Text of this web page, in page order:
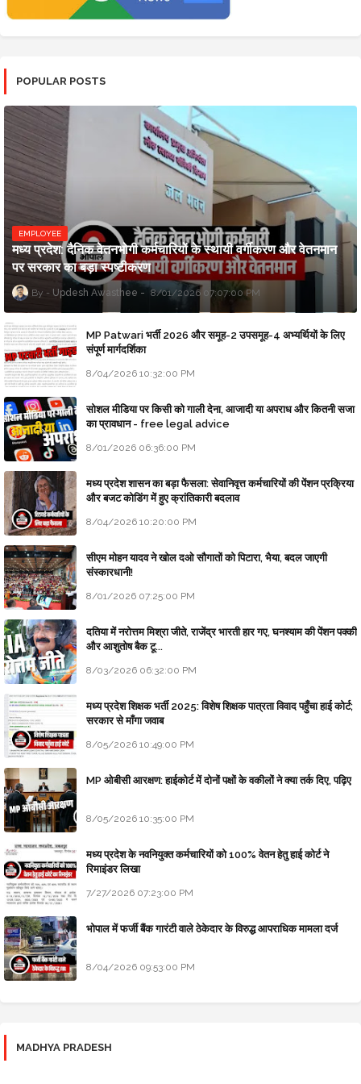
POPULAR POSTS
EMPLOYEE
मध्य प्रदेश: दैनिक वेतनभोगी कर्मचारियों के स्थायी वर्गीकरण और वेतनमान
पर सरकार का बड़ा स्पष्टीकरण
Updesh Awasthee 8/01/2026 07:07:00 PM
MP Patwari भर्ती 2026 और समूह-2 उपसमूह-4 अभ्यर्थियों के लिए
संपूर्ण मार्गदर्शिका
8/04/2026 10:32:00 PM
सोशल मीडिया पर किसी को गाली देना, आजादी या अपराध और कितनी सजा
का प्रावधान - free legal advice
8/01/2026 06:36:00 PM
मध्य प्रदेश शासन का बड़ा फैसला: सेवानिवृत्त कर्मचारियों की पेंशन प्रक्रिया
और बजट कोडिंग में हुए क्रांतिकारी बदलाव
8/04/2026 10:20:00 PM
सीएम मोहन यादव ने खोल दओ सौगातों को पिटारा, भैया, बदल जाएगी
संस्कारधानी!
8/01/2026 07:25:00 PM
दतिया में नरोत्तम मिश्रा जीते, राजेंद्र भारती हार गए, घनश्याम की पेंशन पक्की
और आशुतोष बैक टू...
8/03/2026 06:32:00 PM
मध्य प्रदेश शिक्षक भर्ती 2025: विशेष शिक्षक पात्रता विवाद पहुँचा हाई कोर्ट;
सरकार से माँगा जवाब
8/05/2026 10:49:00 PM
MP ओबीसी आरक्षण: हाईकोर्ट में दोनों पक्षों के वकीलों ने क्या तर्क दिए, पढ़िए
8/05/2026 10:35:00 PM
मध्य प्रदेश के नवनियुक्त कर्मचारियों को 100% वेतन हेतु हाई कोर्ट ने
रिमाइंडर लिखा
7/27/2026 07:23:00 PM
भोपाल में फर्जी बैंक गारंटी वाले ठेकेदार के विरुद्ध आपराधिक मामला दर्ज
8/04/2026 09:53:00 PM
MADHYA PRADESH